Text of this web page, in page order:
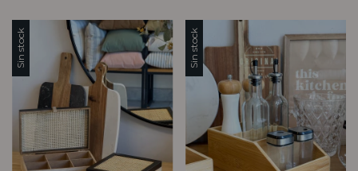
Sin stock Sin stock